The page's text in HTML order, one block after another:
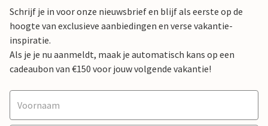
Schrijf je in voor onze nieuwsbrief en blijf als eerste op de
hoogte van exclusieve aanbiedingen en verse vakantie-
inspiratie.
Als je je nu aanmeldt, maak je automatisch kans op een
cadeaubon van €150 voor jouw volgende vakantie!